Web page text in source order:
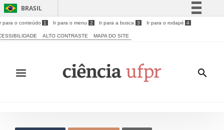
BRASIL
Simplifique!
Acesso à informação
Legislação
para o conteúdo 1 Ir para o menu 2 Ir para a busca 3 Ir para o rodapé 4
ALTO CONTRASTE MAPA DO SITE